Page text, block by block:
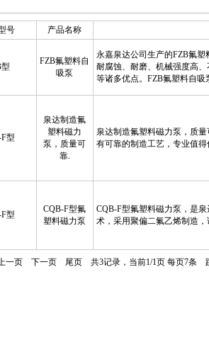
号 产品名称
FZB氟塑料自
吸泵
永嘉泉达公司生产的FZB氟
耐腐蚀、耐磨、机械强度高
等诸多优点。FZB氟塑料自吸
型
泉达制造氟
塑料磁力
泵，质量可
靠.
泉达制造氟塑料磁力泵，质
有可靠的制造工艺，专业值得
型
CQB-F型氟
塑料磁力泵
CQB-F型氟塑料磁力泵，是
术，采用聚偏二氟乙烯制造
一页 下一页 尾页共3记录，当前1/1页 每页7条